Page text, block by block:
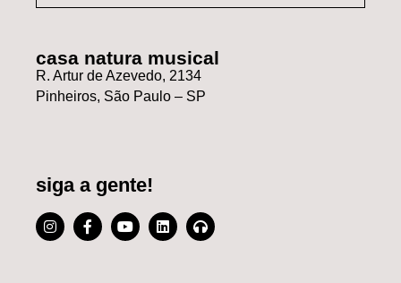
casa natura musical
R. Artur de Azevedo, 2134
Pinheiros, São Paulo – SP
siga a gente!